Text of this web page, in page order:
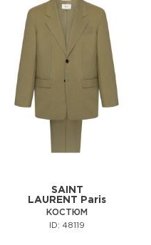
SAINT
LAURENT Paris
КОСТЮМ
ID: 48119